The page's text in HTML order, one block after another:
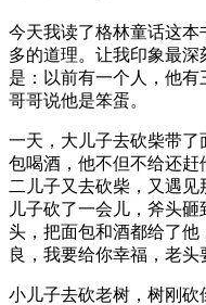
今天我读了格林童话这
多的道理。让我印象最
是：以前有一个人，他
哥哥说他是笨蛋。
一天，大儿子去砍柴带
包喝酒，他不但不给还赶
二儿子又去砍柴，又遇
儿子砍了一会儿，斧头
头，把面包和酒都给了
良，我要给你幸福，老头
小儿子去砍老树，树刚砍